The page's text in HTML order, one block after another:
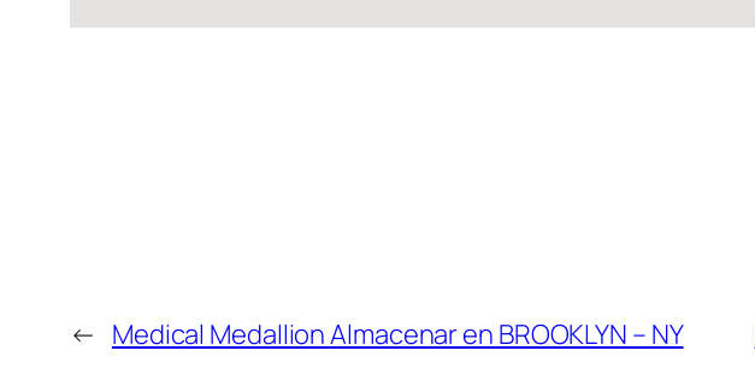
← Medical MedallionAlmacenar en BROOKLYN – NY